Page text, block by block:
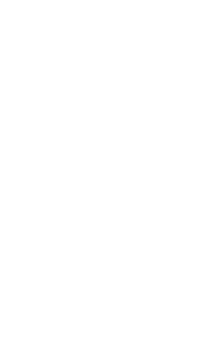
Participativo Jovem 2026